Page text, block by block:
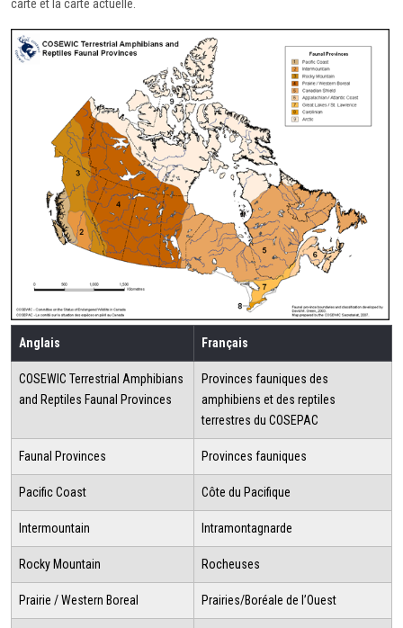
carte et la carte actuelle.
Anglais Français
COSEWIC Terrestrial Amphibians
and Reptiles Faunal Provinces
Provinces fauniques des
amphibiens et des reptiles
terrestres du COSEPAC
Faunal Provinces Provinces fauniques
Pacific Coast Côte du Pacifique
Intermountain Intramontagnarde
Rocky Mountain Rocheuses
Prairie / Western Boreal Prairies/Boréale de l’Ouest